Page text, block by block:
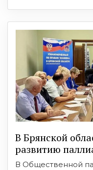
В Брянской
развитию
В Общественной